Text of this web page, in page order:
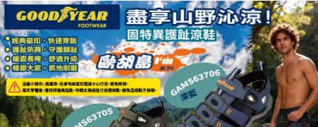
任。
４．使用「AFTEE先享後付」時，將依據個別帳號之用戶狀況，依本公司即
時審查核予不同之上限額度；若仍有額度不足之情形，本公司將視審查結果
請求用戶進行身份認證。
５．嚴禁一人註冊多個帳號或使用他人資訊註冊。若發現惡意使用之情形，
恩沛科技股份有限公司將有權停止該用戶之使用額度並採取法律行動。